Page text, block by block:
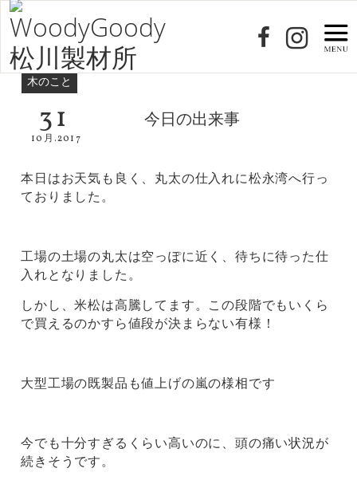
木のこと
31
10月.2017
今日の出来事
本日はお天気も良く、丸太の仕入れに松永湾へ行っ
ておりました。
工場の土場の丸太は空っぽに近く、待ちに待った仕
入れとなりました。
しかし、米松は高騰してます。この段階でもいくら
で買えるのかすら値段が決まらない有様！
大型工場の既製品も値上げの嵐の様相です
今でも十分すぎるくらい高いのに、頭の痛い状況が
続きそうです。